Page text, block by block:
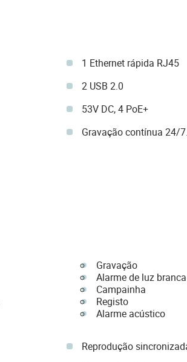
1 Ethernet rápida RJ45
2 USB 2.0
53V DC, 4 PoE+
Gravação contínua 24/
Gravação
Alarme de luz branca
Campainha
Registo
Alarme acústico
Reprodução